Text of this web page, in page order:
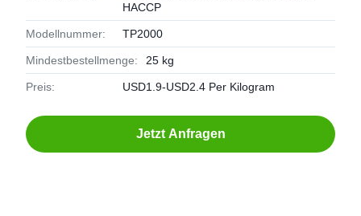
HACCP
Modellnummer: TP2000
Mindestbestellmenge: 25 kg
Preis: USD1.9-USD2.4 Per Kilogram
Jetzt Anfragen